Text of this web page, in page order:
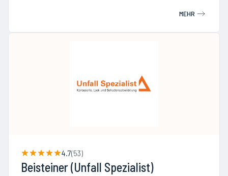
MEHR
4.7(53)
Beisteiner (Unfall Spezialist)